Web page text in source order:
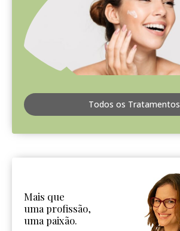
Todos os Tratamentos
Mais que
uma profissão,
uma paixão.